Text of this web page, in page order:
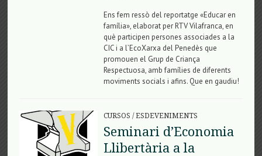
Ens fem ressò del reportatge «Educar en
família», elaborat per RTV Vilafranca, en
què participen persones associades a la
CIC i a l’EcoXarxa del Penedès que
promouen el Grup de Criança
Respectuosa, amb famílies de diferents
moviments socials i afins. Que en gaudiu!
CURSOS /ESDEVENIMENTS
Seminari d’Economia
Llibertària a la